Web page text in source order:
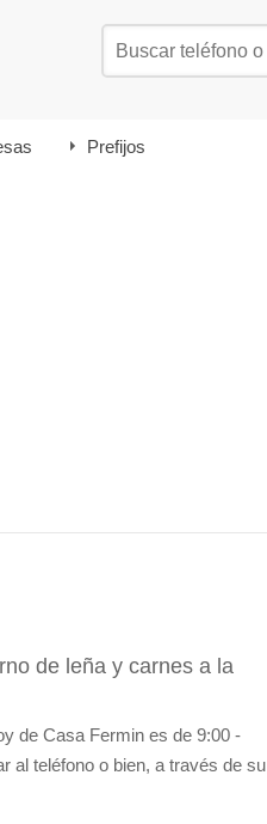
Prefijos
de leña y carnes a la
de Casa Fermin es de 9:00 -
al teléfono o bien, a través de su